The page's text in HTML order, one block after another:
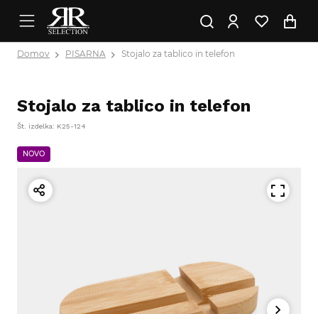
Domov PISARNA Stojalo za tablico in telefon
Stojalo za tablico in telefon
Št. izdelka: K25-124
NOVO